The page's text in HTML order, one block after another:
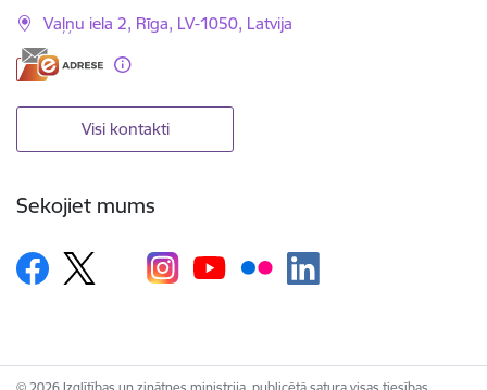
Vaļņu iela 2, Rīga, LV-1050, Latvija
Visi kontakti
Sekojiet mums